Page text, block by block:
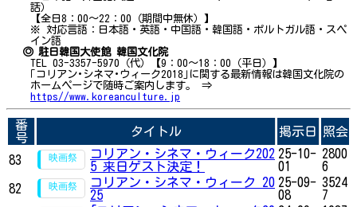
話）
【全日8：00～22：00（期間中無休）】
※ 対応言語：日本語・英語・中国語・韓国語・ポルトガル語・スペ
イン語
◎ 駐日韓国大使館 韓国文化院
TEL 03-3357-5970（代）【9：00～18：00（平日）】
｢コリアン･シネマ･ウィーク2018｣に関する最新情報は韓国文化院の
ホームページで随時ご案内します。 ⇒
https//www.koreanculture.jp
番
号
タイトル 掲示日 照会
83
コリアン・シネマ・ウィーク202
5 来日ゲスト決定！
25-10-
01
2800
6
82
コリアン・シネマ・ウィーク 20
25
25-09-
08
3524
7